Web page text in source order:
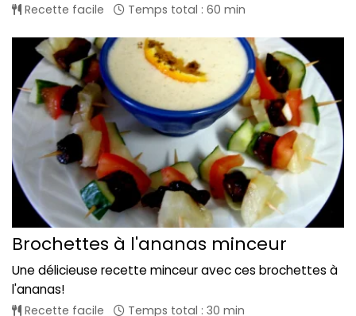
Recette facile Temps total : 60 min
Brochettes à l'ananas minceur
Une délicieuse recette minceur avec ces brochettes à
l'ananas!
Recette facile Temps total : 30 min